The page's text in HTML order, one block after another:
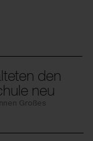
den
neu
Großes